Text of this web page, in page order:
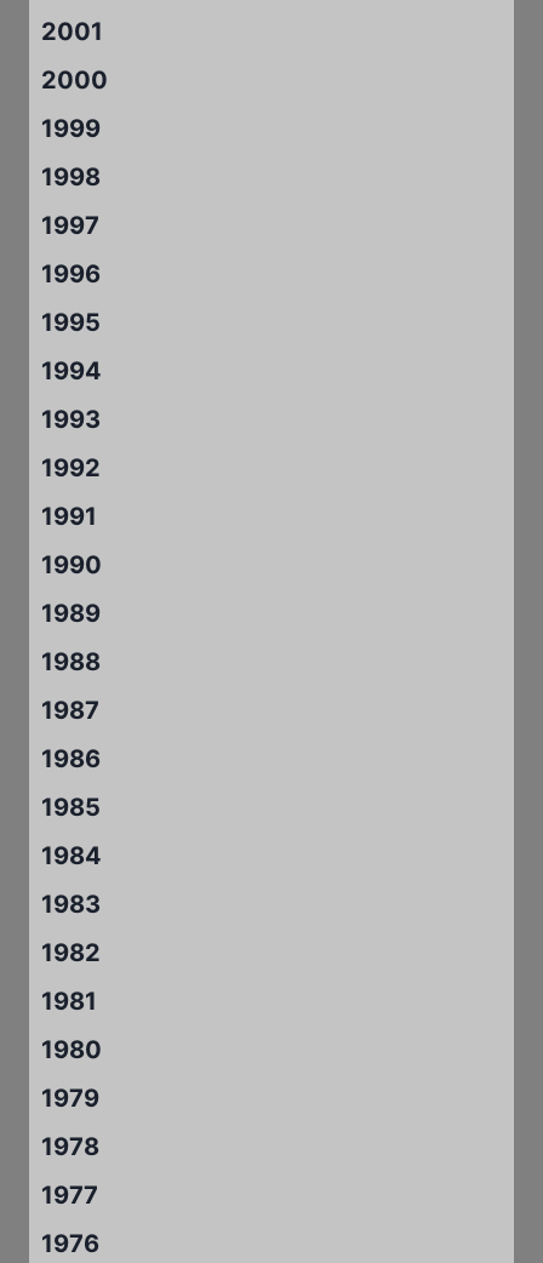
2001
2000
1999
1998
1997
1996
1995
1994
1993
1992
1991
1990
1989
1988
1987
1986
1985
1984
1983
1982
1981
1980
1979
1978
1977
1976